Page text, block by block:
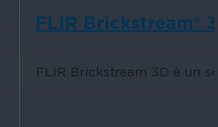
FLIR Brickstream®
FLIR Brickstream 3D è un